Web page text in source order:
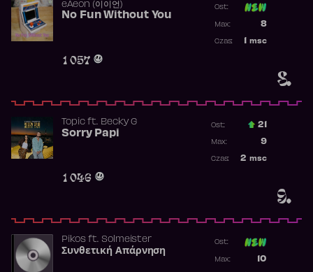
8.
​eAeon (이이언)
No Fun Without You
1 057
Ost:
8
Max:
msc
Czas:
9.
Topicft. Becky G
Sorry Papi
1 046
Ost.: 21
9
Max:
2 msc
Czas:
Pikosft. Solmeister
Συνθετική Απάρνηση
Ost:
10
Max: